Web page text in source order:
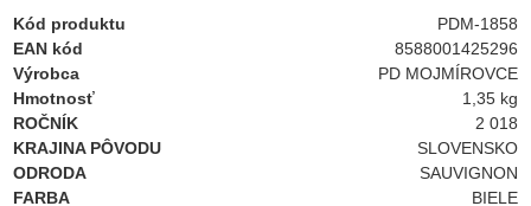
Kód produktu
PDM-1858
EAN kód
8588001425296
Výrobca
PD MOJMÍROVCE
Hmotnosť
1,35 kg
ROČNÍK
2 018
KRAJINA PÔVODU
SLOVENSKO
ODRODA
SAUVIGNON
FARBA
BIELE